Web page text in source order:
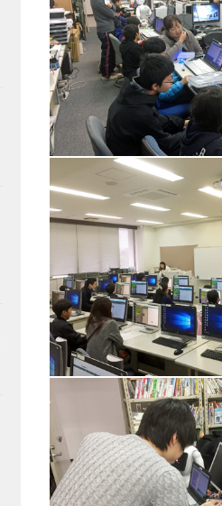
午前Arduino
午前Hour of Code全体風景